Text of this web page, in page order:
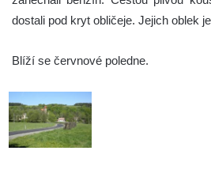
dostali pod kryt obličeje. Jejich oblek
Blíží se červnové poledne.